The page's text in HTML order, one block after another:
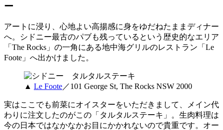
ー
アートに浸り、心地よい高揚感に身をゆだねたままディナー
へ。シドニー最古のパブも残っているという歴史的なエリア
「The Rocks」の一角にある地中海グリルのレストラン「Le
Foote」へ出かけました。
▲ Le Foote／101 George St, The Rocks NSW 2000
実はここでも前菜にオイスターをいただきまして、メイン代
わりに注文したのがこの「タルタルステーキ」。生肉料理は
今の日本ではなかなかお目にかかれないので貴重です。オー